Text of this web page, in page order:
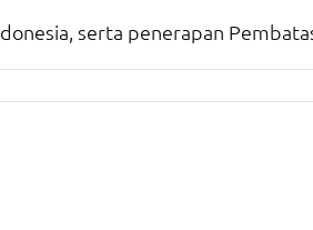
serta penerapan